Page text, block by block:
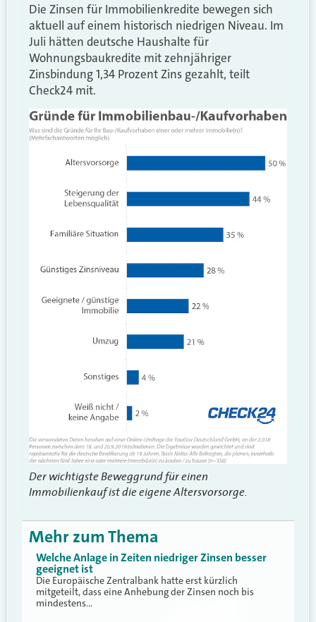
Die Zinsen für Immobilienkredite bewegen sich
aktuell auf einem historisch niedrigen Niveau. Im
Juli hätten deutsche Haushalte für
Wohnungsbaukredite mit zehnjähriger
Zinsbindung 1,34 Prozent Zins gezahlt, teilt
Check24 mit.
Der wichtigste Beweggrund für einen
Immobilienkauf ist die eigene Altersvorsorge.
Mehr zum Thema
Welche Anlage in Zeiten niedriger Zinsen besser
geeignet ist
Die Europäische Zentralbank hatte erst kürzlich
mitgeteilt, dass eine Anhebung der Zinsen noch bis
mindestens…